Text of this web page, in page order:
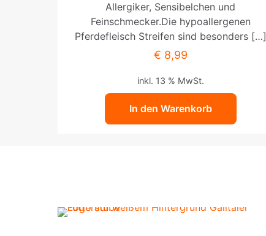
Allergiker, Sensibelchen und
Feinschmecker.Die hypoallergenen
Pferdefleisch Streifen sind besonders[…]
€ 8,99
inkl. 13 % MwSt.
In den Warenkorb